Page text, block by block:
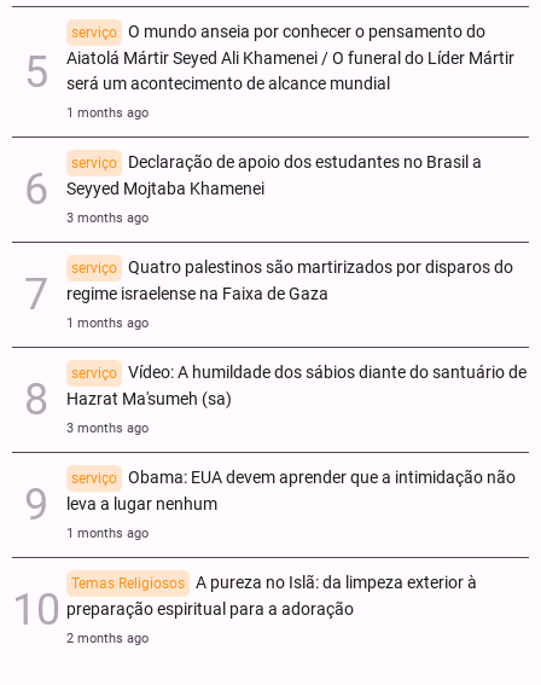
serviço
O mundo anseia por conhecer o pensamento do
Aiatolá Mártir Seyed Ali Khamenei / O funeral do Líder Mártir
será um acontecimento de alcance mundial
1 months ago
serviço
Declaração de apoio dos estudantes no Brasil a
Seyyed Mojtaba Khamenei
3 months ago
serviço
Quatro palestinos são martirizados por disparos do
regime israelense na Faixa de Gaza
1 months ago
serviço
Vídeo: A humildade dos sábios diante do santuário de
Hazrat Ma'sumeh (sa)
3 months ago
serviço
Obama: EUA devem aprender que a intimidação não
leva a lugar nenhum
1 months ago
Temas Religiosos
A pureza no Islã: da limpeza exterior à
preparação espiritual para a adoração
2 months ago